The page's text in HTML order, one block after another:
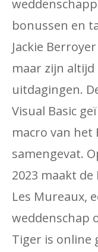
bonussen en
Jackie
maar zijn
uitdagingen.
Visual Basic
macro van het
samengevat.
2023 maakt de
Les Mureaux,
weddenschap
Tiger is online